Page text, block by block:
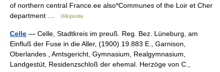
of northern central France.ee also*Communes of the Loir et Cher
department …
Wikipedia
Celle — Celle, Stadtkreis im preuß. Reg. Bez. Lüneburg, am
Einfluß der Fuse in die Aller, (1900) 19.883 E., Garnison,
Oberlandes , Amtsgericht, Gymnasium, Realgymnasium,
Landgestüt, Residenzschloß der ehemal. Herzöge von C.,